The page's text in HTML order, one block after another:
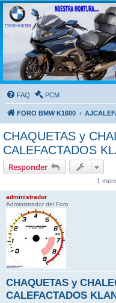
FORO BMW K1600
FORO de MOTOS BMW
FAQ PCM
FORO BMW K1600
CHAQUETAS y
CALEFACTADOS
Responder
1
administrador
Administrador del Foro
CHAQUETAS y
CALEFACTADOS